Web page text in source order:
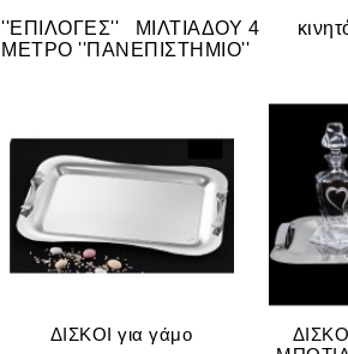
''ΕΠΙΛΟΓΕΣ'' ΜΙΛΤΙΑΔΟΥ 4
ΜΕΤΡΟ ''ΠΑΝΕΠΙΣΤΗΜΙΟ''
ΔΙΣΚΟΙ για γάμο